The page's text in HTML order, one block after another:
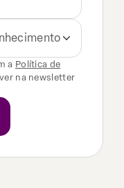
a Política de
na newsletter